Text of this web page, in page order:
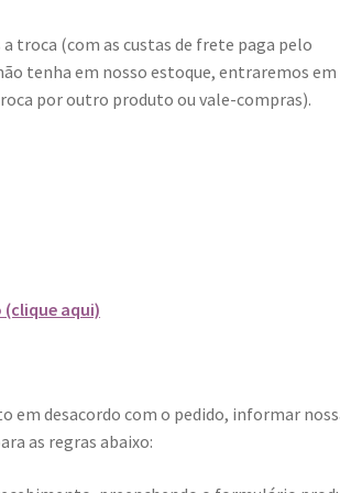
troca (com as custas de frete paga pelo
tenha em nosso estoque, entraremos em
por outro produto ou vale-compras).
aqui)
em desacordo com o pedido, informar
as regras abaixo: